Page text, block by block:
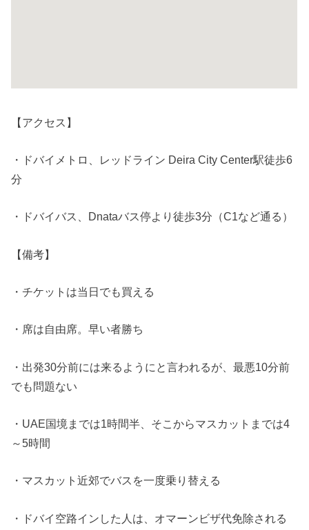
【アクセス】
・ドバイメトロ、レッドライン Deira City Center駅徒歩6
分
・ドバイバス、Dnataバス停より徒歩3分（C1など通る）
【備考】
・チケットは当日でも買える
・席は自由席。早い者勝ち
・出発30分前には来るようにと言われるが、最悪10分前
でも問題ない
・UAE国境までは1時間半、そこからマスカットまでは4
～5時間
・マスカット近郊でバスを一度乗り替える
・ドバイ空路インした人は、オマーンビザ代免除される